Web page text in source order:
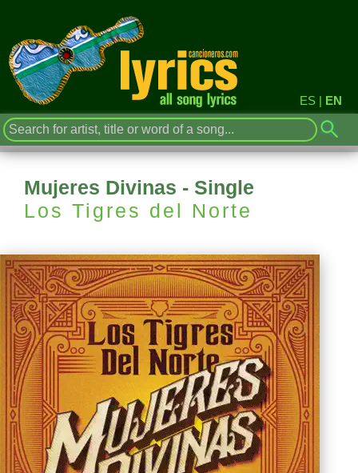
ES | EN
Mujeres Divinas - Single
Los Tigres del Norte